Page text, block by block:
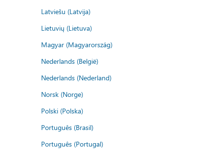
Latviešu (Latvija)
Lietuvių (Lietuva)
Magyar (Magyarország)
Nederlands (België)
Nederlands (Nederland)
Norsk (Norge)
Polski (Polska)
Português (Brasil)
Português (Portugal)